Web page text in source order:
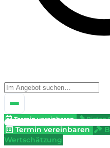
Termin vereinbaren Bieten
Termin vereinbaren
Wertschätzung